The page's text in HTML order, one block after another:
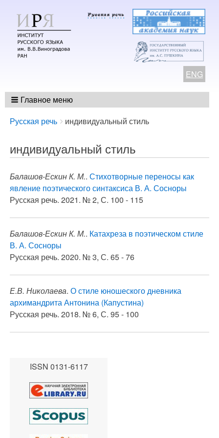
ENG
Главное меню
Breadcrumbs
You
here:
Русская речь индивидуальный стиль
индивидуальный стиль
Балашов-Ескин К. М.. Стихотворные переносы как
явление поэтического синтаксиса В. А. Сосноры
Русская речь. 2021. № 2, С. 100 - 115
Балашов-Ескин К. М.. Катахреза в поэтическом стиле
В. А. Сосноры
Русская речь. 2020. № 3, С. 65 - 76
Е.В. Николаева. О стиле юношеского дневника
архимандрита Антонина (Капустина)
Русская речь. 2018. № 6, С. 95 - 100
ISSN 0131-6117